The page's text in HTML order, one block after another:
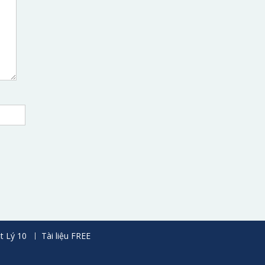
Lý 10
Tài liệu FREE